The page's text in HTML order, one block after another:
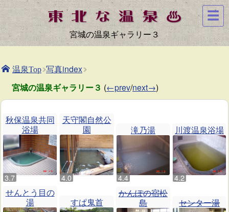
宮城の温泉ギャラリー３
温泉Top 写真index
宮城の温泉ギャラリー３ (←prev/next→)
秋保温泉共同
浴場
天守閣自然公
園
滝乃湯 川渡温泉浴場
せんとう目の
湯
すぱ鬼首
かんぽの宿松
島
センター湯
☰